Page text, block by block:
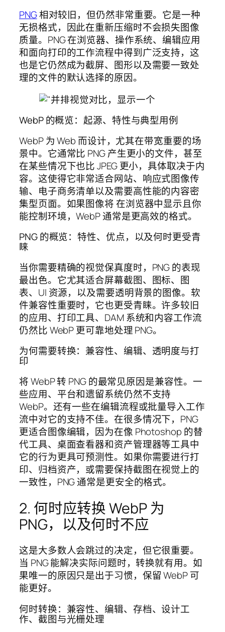
PNG相对较旧，但仍然非常重要。它是一种
无损格式，因此在重新压缩时不会损失图像
质量。PNG 在浏览器、操作系统、编辑应用
和面向打印的工作流程中得到广泛支持，这
也是它仍然成为截屏、图形以及需要一致处
理的文件的默认选择的原因。
WebP 的概览：起源、特性与典型用例
WebP 为 Web 而设计，尤其在带宽重要的场
景中。它通常比 PNG 产生更小的文件，甚至
在某些情况下也比 JPEG 更小，具体取决于内
容。这使得它非常适合网站、响应式图像传
输、电子商务清单以及需要高性能的内容密
集型页面。如果图像将 在浏览器中显示且你
能控制环境，WebP 通常是更高效的格式。
PNG 的概览：特性、优点，以及何时更受青
睐
当你需要精确的视觉保真度时，PNG 的表现
最出色。它尤其适合屏幕截图、图标、图
表、UI 资源，以及需要透明背景的图像。软
件兼容性重要时，它也更受青睐。许多较旧
的应用、打印工具、DAM 系统和内容工作流
仍然比 WebP 更可靠地处理 PNG。
为何需要转换：兼容性、编辑、透明度与打
印
将 WebP 转 PNG 的最常见原因是兼容性。一
些应用、平台和遗留系统仍然不支持
WebP。还有一些在编辑流程或批量导入工作
流中对它的支持不佳。在很多情况下，PNG
更适合图像编辑，因为在像 Photoshop 的替
代工具、桌面查看器和资产管理器等工具中
它的行为更具可预测性。如果你需要进行打
印、归档资产，或需要保持截图在视觉上的
一致性，PNG 通常是更安全的格式。
2. 何时应转换 WebP 为
PNG，以及何时不应
这是大多数人会跳过的决定，但它很重要。
当 PNG 能解决实际问题时，转换就有用。如
果唯一的原因只是出于习惯，保留 WebP 可
能更好。
何时转换：兼容性、编辑、存档、设计工
作、截图与光栅处理